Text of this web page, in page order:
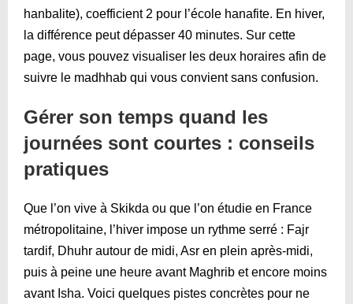
hanbalite), coefficient 2 pour l’école hanafite. En hiver,
la différence peut dépasser 40 minutes. Sur cette
page, vous pouvez visualiser les deux horaires afin de
suivre le madhhab qui vous convient sans confusion.
Gérer son temps quand les
journées sont courtes : conseils
pratiques
Que l’on vive à Skikda ou que l’on étudie en France
métropolitaine, l’hiver impose un rythme serré : Fajr
tardif, Dhuhr autour de midi, Asr en plein après-midi,
puis à peine une heure avant Maghrib et encore moins
avant Isha. Voici quelques pistes concrètes pour ne